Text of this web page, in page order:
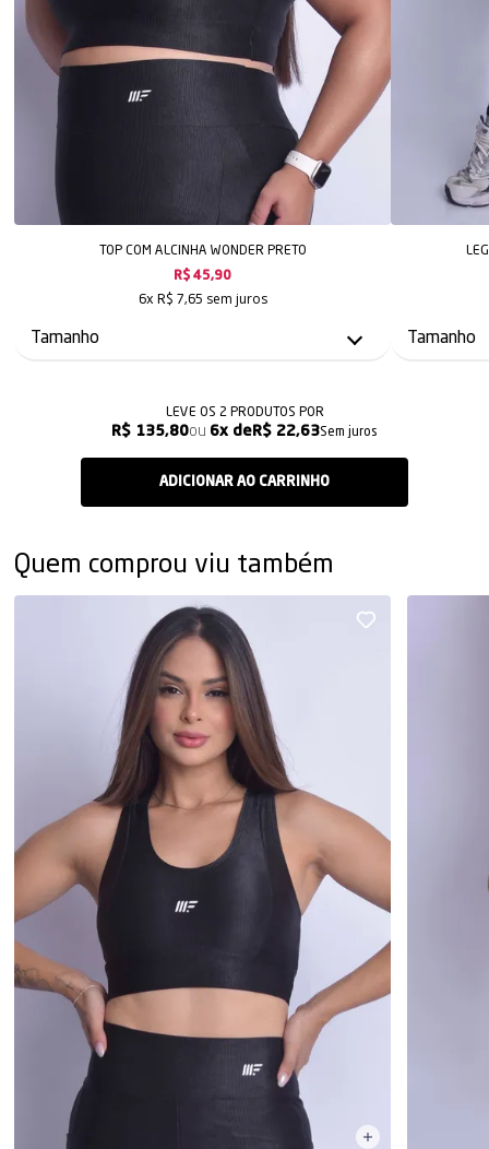
TOP COM ALCINHA WONDER PRETO
R$ 45,90
6x R$ 7,65 sem juros
LEVE OS 2 PRODUTOS
R$ 135,80 6x R$ 22,63Sem juros
Quem comprou viu também